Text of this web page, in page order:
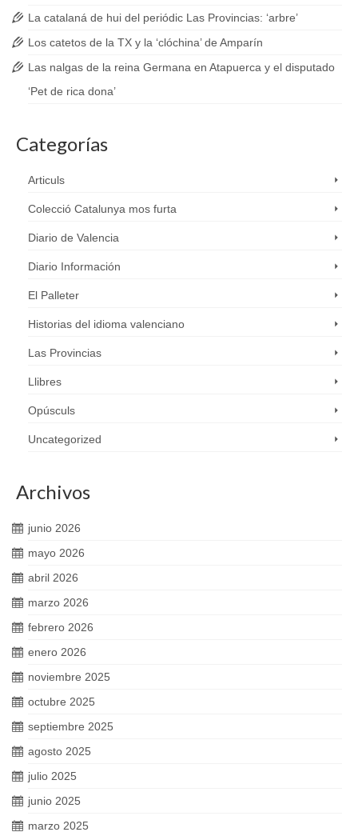
La catalaná de hui del periódic Las Provincias: ‘arbre’
Los catetos de la TX y la ‘clóchina’ de Amparín
Las nalgas de la reina Germana en Atapuerca y el disputado
‘Pet de rica dona’
Categorías
Articuls
Colecció Catalunya mos furta
Diario de Valencia
Diario Información
El Palleter
Historias del idioma valenciano
Las Provincias
Llibres
Opúsculs
Uncategorized
Archivos
junio 2026
mayo 2026
abril 2026
marzo 2026
febrero 2026
enero 2026
noviembre 2025
octubre 2025
septiembre 2025
agosto 2025
julio 2025
junio 2025
marzo 2025